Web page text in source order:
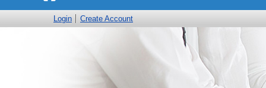
Login Create Account